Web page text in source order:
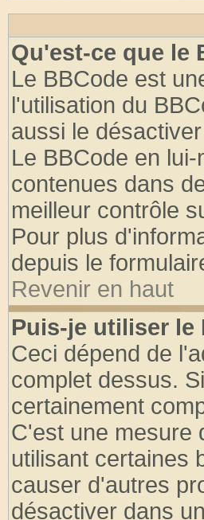
Qu'est-ce que le
Le BBCode est
l'utilisation du
aussi le
Le BBCode en
contenues dans
meilleur contrôle
Pour plus
depuis le
Revenir en haut
Puis-je utiliser le
Ceci dépend de
complet dessus.
certainement
C'est une mesure
utilisant certaines
causer d'autres
désactiver dans